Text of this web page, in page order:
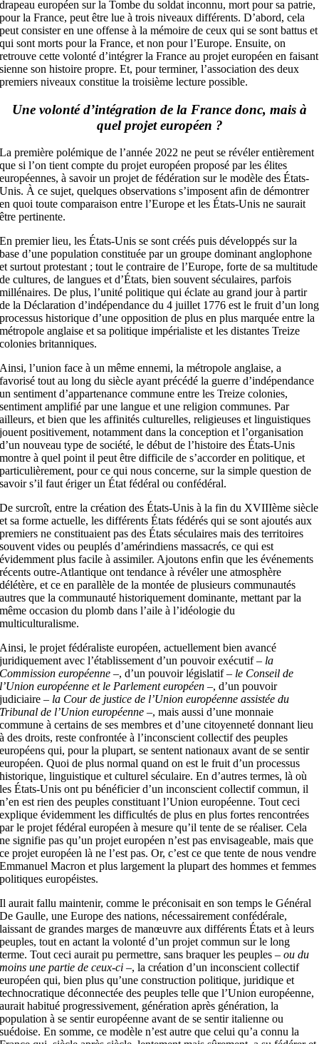
drapeau européen sur la Tombe du soldat inconnu, mort pour sa patrie,
pour la France, peut être lue à trois niveaux différents. D’abord, cela
peut consister en une offense à la mémoire de ceux qui se sont battus et
qui sont morts pour la France, et non pour l’Europe. Ensuite, on
retrouve cette volonté d’intégrer la France au projet européen en faisant
sienne son histoire propre. Et, pour terminer, l’association des deux
premiers niveaux constitue la troisième lecture possible.
Une volonté d’intégration de la France donc, mais à
quel projet européen ?
La première polémique de l’année 2022 ne peut se révéler entièrement
que si l’on tient compte du projet européen proposé par les élites
européennes, à savoir un projet de fédération sur le modèle des États-
Unis. À ce sujet, quelques observations s’imposent afin de démontrer
en quoi toute comparaison entre l’Europe et les États-Unis ne saurait
être pertinente.
En premier lieu, les États-Unis se sont créés puis développés sur la
base d’une population constituée par un groupe dominant anglophone
et surtout protestant ; tout le contraire de l’Europe, forte de sa multitude
de cultures, de langues et d’États, bien souvent séculaires, parfois
millénaires. De plus, l’unité politique qui éclate au grand jour à partir
de la Déclaration d’indépendance du 4 juillet 1776 est le fruit d’un long
processus historique d’une opposition de plus en plus marquée entre la
métropole anglaise et sa politique impérialiste et les distantes Treize
colonies britanniques.
Ainsi, l’union face à un même ennemi, la métropole anglaise, a
favorisé tout au long du siècle ayant précédé la guerre d’indépendance
un sentiment d’appartenance commune entre les Treize colonies,
sentiment amplifié par une langue et une religion communes. Par
ailleurs, et bien que les affinités culturelles, religieuses et linguistiques
jouent positivement, notamment dans la conception et l’organisation
d’un nouveau type de société, le début de l’histoire des États-Unis
montre à quel point il peut être difficile de s’accorder en politique, et
particulièrement, pour ce qui nous concerne, sur la simple question de
savoir s’il faut ériger un État fédéral ou confédéral.
De surcroît, entre la création des États-Unis à la fin du XVIIIème siècle
et sa forme actuelle, les différents États fédérés qui se sont ajoutés aux
premiers ne constituaient pas des États séculaires mais des territoires
souvent vides ou peuplés d’amérindiens massacrés, ce qui est
évidemment plus facile à assimiler. Ajoutons enfin que les événements
récents outre-Atlantique ont tendance à révéler une atmosphère
délétère, et ce en parallèle de la montée de plusieurs communautés
autres que la communauté historiquement dominante, mettant par la
même occasion du plomb dans l’aile à l’idéologie du
multiculturalisme.
Ainsi, le projet fédéraliste européen, actuellement bien avancé
juridiquement avec l’établissement d’un pouvoir exécutif – la
Commission européenne –, d’un pouvoir législatif – le Conseil de
l’Union européenne et le Parlement européen –, d’un pouvoir
judiciaire – la Cour de justice de l’Union européenne assistée du
Tribunal de l’Union européenne –, mais aussi d’une monnaie
commune à certains de ses membres et d’une citoyenneté donnant lieu
à des droits, reste confrontée à l’inconscient collectif des peuples
européens qui, pour la plupart, se sentent nationaux avant de se sentir
européen. Quoi de plus normal quand on est le fruit d’un processus
historique, linguistique et culturel séculaire. En d’autres termes, là où
les États-Unis ont pu bénéficier d’un inconscient collectif commun, il
n’en est rien des peuples constituant l’Union européenne. Tout ceci
explique évidemment les difficultés de plus en plus fortes rencontrées
par le projet fédéral européen à mesure qu’il tente de se réaliser. Cela
ne signifie pas qu’un projet européen n’est pas envisageable, mais que
ce projet européen là ne l’est pas. Or, c’est ce que tente de nous vendre
Emmanuel Macron et plus largement la plupart des hommes et femmes
politiques européistes.
Il aurait fallu maintenir, comme le préconisait en son temps le Général
De Gaulle, une Europe des nations, nécessairement confédérale,
laissant de grandes marges de manœuvre aux différents États et à leurs
peuples, tout en actant la volonté d’un projet commun sur le long
terme. Tout ceci aurait pu permettre, sans braquer les peuples –ou du
moins une partie de ceux-ci –, la création d’un inconscient collectif
européen qui, bien plus qu’une construction politique, juridique et
technocratique déconnectée des peuples telle que l’Union européenne,
aurait habitué progressivement, génération après génération, la
population à se sentir européenne avant de se sentir italienne ou
suédoise. En somme, ce modèle n’est autre que celui qu’a connu la